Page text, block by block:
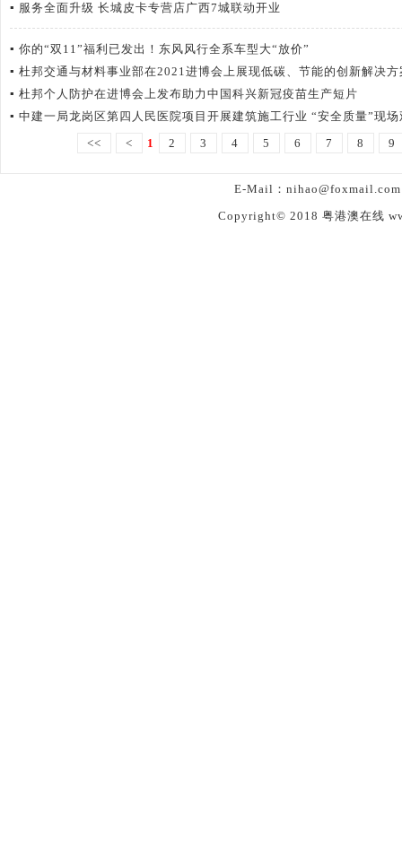
▪ 服务全面升级 长城皮卡专营店广西7城联动开业
▪ 你的“双11”福利已发出！东风风行全系车型大“放价”
▪ 杜邦交通与材料事业部在2021进博会上展现低碳、节能的创新解决方
▪ 杜邦个人防护在进博会上发布助力中国科兴新冠疫苗生产短片
▪ 中建一局龙岗区第四人民医院项目开展建筑施工行业 “安全质量”现
<<
< 1 2 3 4 5 6 7 8 9
E-Mail：
Copyright© 2018 粤港澳在线